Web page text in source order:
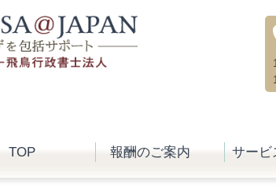
TOP 報酬のご案内 サービ